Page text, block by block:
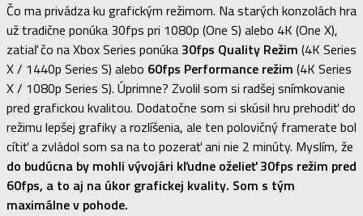
Čo ma privádza ku grafickým režimom. Na starých konzolách hra
už tradične ponúka 30fps pri 1080p (One S) alebo 4K (One X),
zatiaľ čo na Xbox Series ponúka30fps Quality Režim (4K Series
X / 1440p Series S) alebo 60fps Performance režim (4K Series
X / 1080p Series S). Úprimne? Zvolil som si radšej snímkovanie
pred grafickou kvalitou. Dodatočne som si skúsil hru prehodiť do
režimu lepšej grafiky a rozlíšenia, ale ten polovičný framerate bol
cítiť a zvládol som sa na to pozerať ani nie 2 minúty. Myslím, že
do budúcna by mohli vývojári kľudne oželieť 30fps režim pred
60fps, a to aj na úkor grafickej kvality. Som s tým
maximálne v pohode.